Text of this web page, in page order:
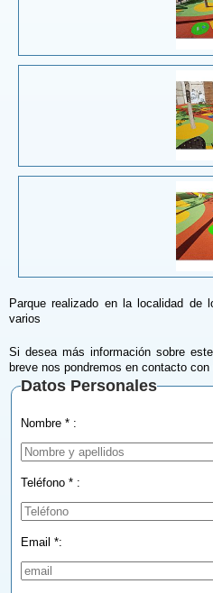
Parque realizado en la localidad de
varios
Si desea más información sobre
breve nos pondremos en contacto con
Datos Personales
Nombre * :
Teléfono * :
Email *: